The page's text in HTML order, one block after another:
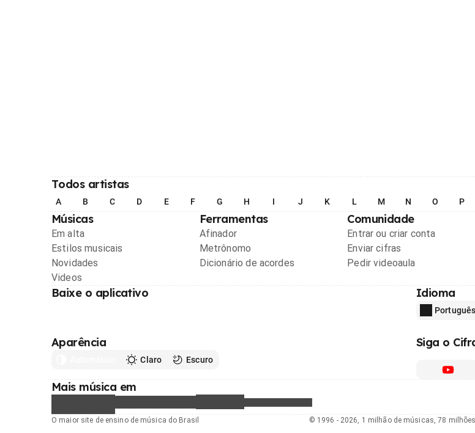
Todos artistas
A B C D E F G H I J K L M N O P
Músicas
Em alta
Estilos musicais
Novidades
Videos
Ferramentas
Afinador
Metrônomo
Dicionário de acordes
Comunidade
Entrar ou criar conta
Enviar cifras
Pedir videoaula
Baixe o aplicativo Idioma
Português
Aparência
Claro Escuro
Siga o
Mais música em
O maior site de ensino de música do Brasil © 1996 - 2026, 1 milhão de músicas, 78